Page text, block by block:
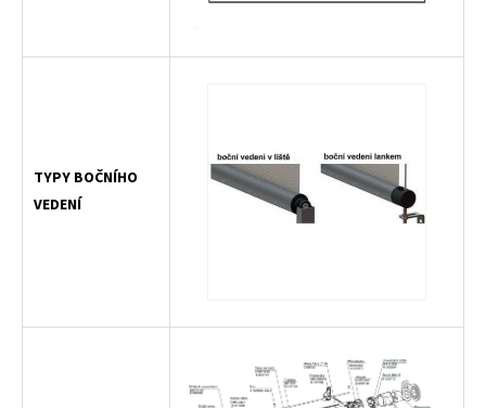
TYPY BOČNÍHO
VEDENÍ